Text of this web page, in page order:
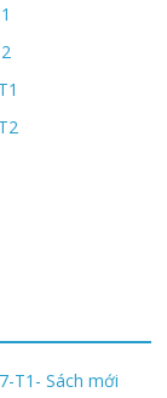
T1- Sách mới